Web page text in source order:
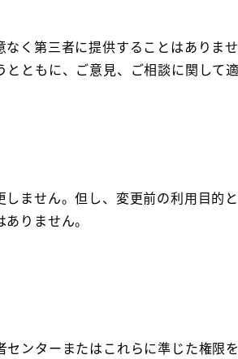
く第三者に提供することはありま
ともに、ご意見、ご相談に関して適
ません。但し、変更前の利用目的
りません。
ンターまたはこれらに準じた権限